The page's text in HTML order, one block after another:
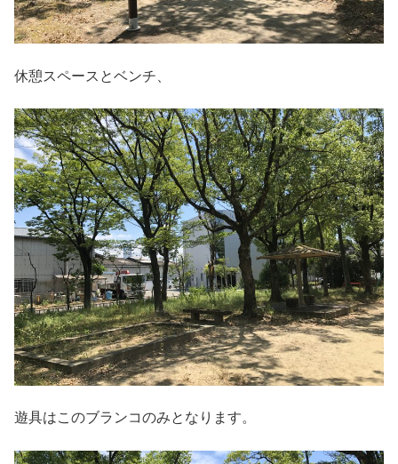
休憩スペースとベンチ、
遊具はこのブランコのみとなります。